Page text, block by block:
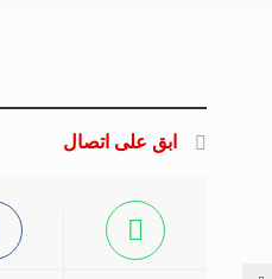
ابق على اتصال